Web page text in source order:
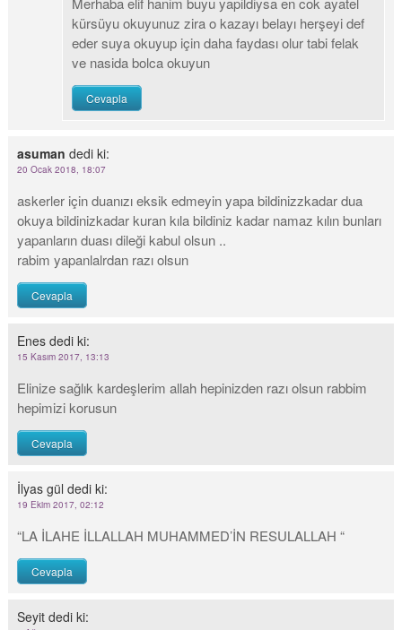
kürsüyu okuyunuz zira o kazayı belayı herşeyi def
eder suya okuyup için daha faydası olur tabi felak
ve nasida bolca okuyun
Cevapla
asuman dedi ki:
20 Ocak 2018, 18:07
askerler için duanızı eksik edmeyin yapa bildinizzkadar dua
okuya bildinizkadar kuran kıla bildiniz kadar namaz kılın bunları
yapanların duası dileği kabul olsun ..
rabim yapanlalrdan razı olsun
Cevapla
Enes dedi ki:
15 Kasım 2017, 13:13
Elinize sağlık kardeşlerim allah hepinizden razı olsun rabbim
hepimizi korusun
Cevapla
İlyas gül dedi ki:
19 Ekim 2017, 02:12
“LA İLAHE İLLALLAH MUHAMMED’İN RESULALLAH “
Cevapla
Seyit dedi ki: